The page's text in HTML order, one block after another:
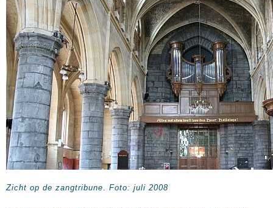
Zicht op de zangtribune. Foto: juli 2008